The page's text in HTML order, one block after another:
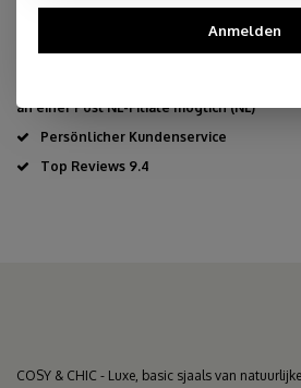
Hergestellt in der Inneren Mongolei
an einer Post NL-Filiale möglich (NL)
Persönlicher Kundenservice
Top Reviews 9.4
COSY & CHIC - Luxe, basic sjaals van
Anmelden